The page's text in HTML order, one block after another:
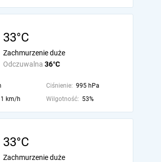
33°C
Odczuwalna 36°C
Zachmurzenie duże
Ciśnienie: 995 hPa
km/h Wilgotność: 53%
33°C
Zachmurzenie duże